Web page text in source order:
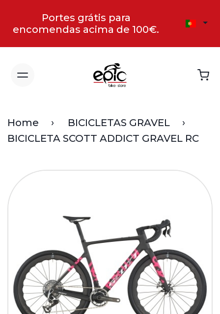
Portes grátis para
encomendas acima de 100€.
Home
BICICLETAS GRAVEL
BICICLETA SCOTT ADDICT GRAVEL RC